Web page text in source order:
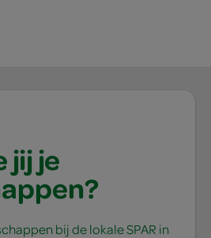
jij je
bij de lokale SPAR in